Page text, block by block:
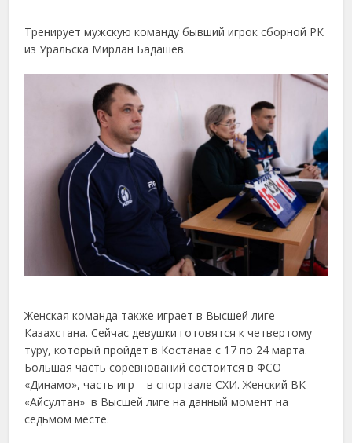
Тренирует мужскую команду бывший игрок сборной РК
из Уральска Мирлан Бадашев.
Женская команда также играет в Высшей лиге
Казахстана. Сейчас девушки готовятся к четвертому
туру, который пройдет в Костанае с 17 по 24 марта.
Большая часть соревнований состоится в ФСО
«Динамо», часть игр – в спортзале СХИ. Женский ВК
«Айсултан» в Высшей лиге на данный момент на
седьмом месте.